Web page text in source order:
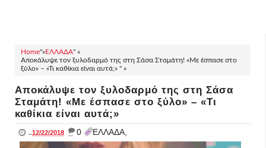
Home"»ΕΛΛΑΔΑ" »
Αποκάλυψε τον ξυλοδαρμό της στη Σάσα Σταμάτη! «Με έσπασε στο
ξύλο» – «Τι καθίκια είναι αυτά;» " »
Αποκάλυψε τον ξυλοδαρμό της στη Σάσα
Σταμάτη! «Με έσπασε στο ξύλο» – «Τι
καθίκια είναι αυτά;»
..12/22/2018 _ 0 ΕΛΛΑΔΑ,